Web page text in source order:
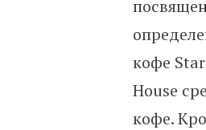
кофе
House
кофе.